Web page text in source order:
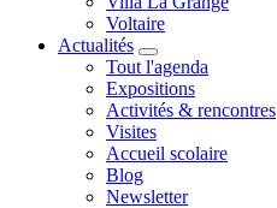
Voltaire
Actualités
Tout l'agenda
Expositions
Activités & rencontres
Visites
Accueil scolaire
Blog
Newsletter